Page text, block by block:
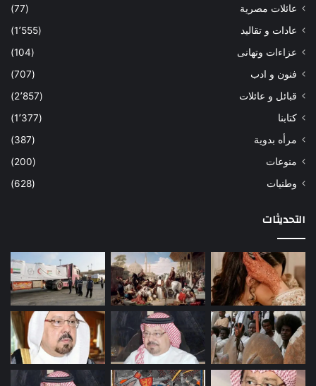
عائلات مصرية
(77)
عادات و تقاليد
(1٬555)
عزاءات وتهانى
(104)
فنون و ادب
(707)
قبائل و عائلات
(2٬857)
كتابنا
(1٬377)
مرأه بدوية
(387)
منوعات
(200)
وطنيات
(628)
التحديثات